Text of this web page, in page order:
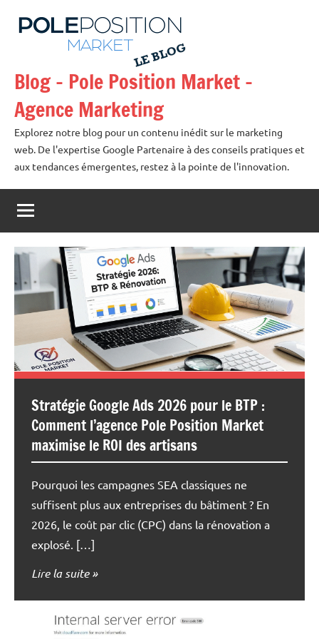
Blog – Pole Position Market –
Agence Marketing
Explorez notre blog pour un contenu inédit sur le marketing
web. De l'expertise Google Partenaire à des conseils pratiques et
aux tendances émergentes, restez à la pointe de l'innovation.
Stratégie Google Ads 2026 pour le BTP :
Comment l’agence Pole Position Market
maximise le ROI des artisans
Pourquoi les campagnes SEA classiques ne
suffisent plus aux entreprises du bâtiment ? En
2026, le coût par clic (CPC) dans la rénovation a
explosé. […]
Lire la suite